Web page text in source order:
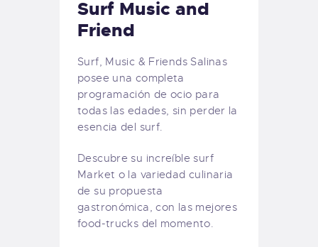
Surf Music and
Friend
Surf, Music & Friends Salinas
posee una completa
programación de ocio para
todas las edades, sin perder la
esencia del surf.
Descubre su increíble surf
Market o la variedad culinaria
de su propuesta
gastronómica, con las mejores
food-trucks del momento.